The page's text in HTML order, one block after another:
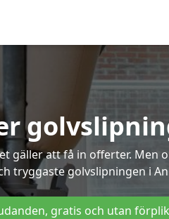
gäller att få in offerter.
tryggaste golvslipningen i
gratis och utan